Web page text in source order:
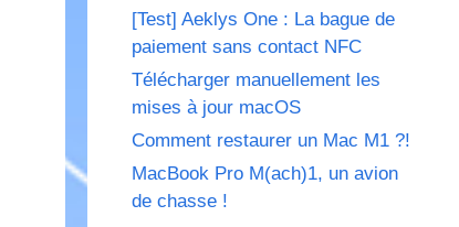
[Test] Aeklys One : La bague de
paiement sans contact NFC
Télécharger manuellement les
mises à jour macOS
Comment restaurer un Mac M1 ?!
MacBook Pro M(ach)1, un avion
de chasse !